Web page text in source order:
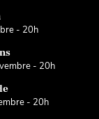
- 20h
- 20h
- 20h